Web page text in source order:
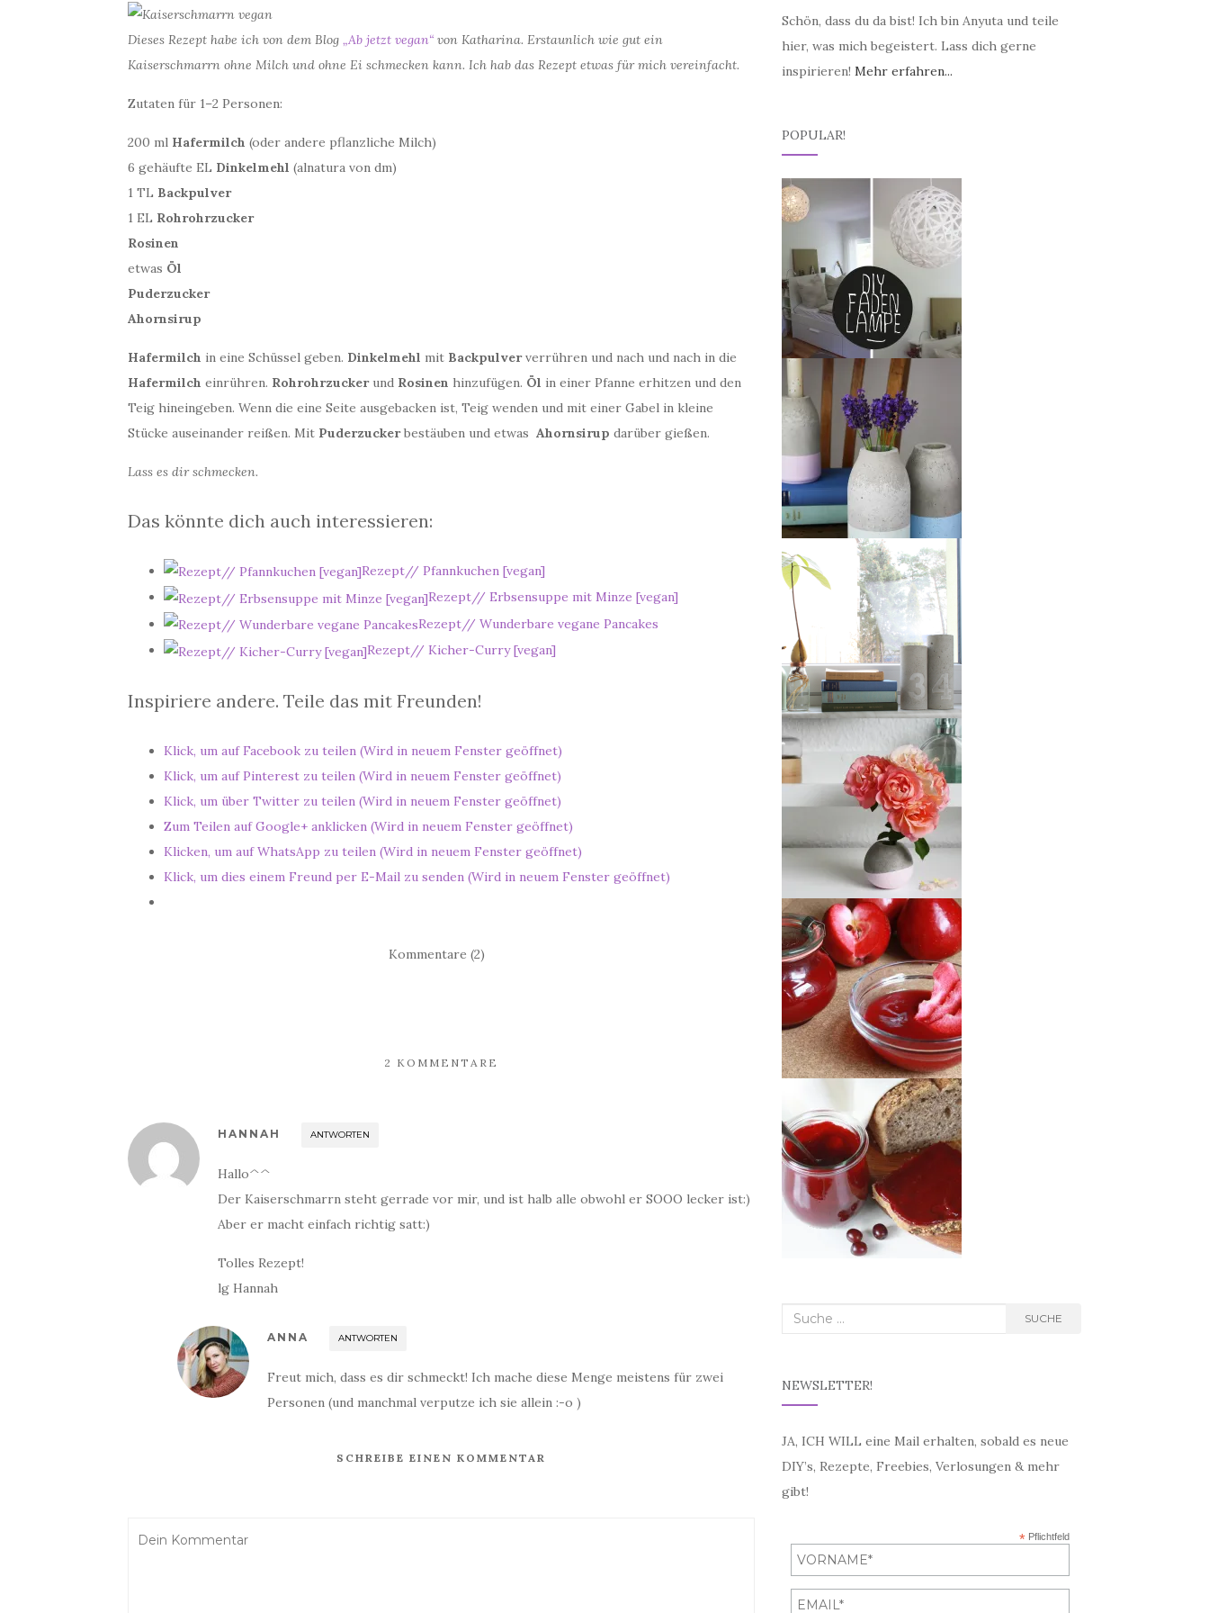
Dieses Rezept habe ich von dem Blog „Ab jetzt vegan“ von Katharina. Erstaunlich wie gut ein
Kaiserschmarrn ohne Milch und ohne Ei schmecken kann. Ich hab das Rezept etwas für mich vereinfacht.
Zutaten für 1–2 Personen:
200 ml Hafermilch (oder andere pflanzliche Milch)
6 gehäufte EL Dinkelmehl (alnatura von dm)
1 TL Backpulver
1 EL Rohrohrzucker
Rosinen
etwas Öl
Puderzucker
Ahornsirup
Hafermilch in eine Schüssel geben. Dinkelmehl mit Backpulververrühren und nach und nach in die
Hafermilch einrühren. Rohrohrzuckerund Rosinen hinzufügen. Öl in einer Pfanne erhitzen und den
Teig hineingeben. Wenn die eine Seite ausgebacken ist, Teig wenden und mit einer Gabel in kleine
Stücke auseinander reißen. Mit Puderzuckerbestäuben und etwas Ahornsirup darüber gießen.
Lass es dir schmecken.
Das könnte dich auch interessieren:
Rezept// Pfannkuchen [vegan]
Rezept// Erbsensuppe mit Minze [vegan]
Rezept// Wunderbare vegane Pancakes
Rezept// Kicher-Curry [vegan]
Inspiriere andere. Teile das mit Freunden!
Klick, um auf Facebook zu teilen (Wird in neuem Fenster geöffnet)
Klick, um auf Pinterest zu teilen (Wird in neuem Fenster geöffnet)
Klick, um über Twitter zu teilen (Wird in neuem Fenster geöffnet)
Zum Teilen auf Google+ anklicken (Wird in neuem Fenster geöffnet)
Klicken, um auf WhatsApp zu teilen (Wird in neuem Fenster geöffnet)
Klick, um dies einem Freund per E-Mail zu senden (Wird in neuem Fenster geöffnet)
Kommentare (2)
2 KOMMENTARE
HANNAH ANTWORTEN
Hallo^^
Der Kaiserschmarrn steht gerrade vor mir, und ist halb alle obwohl er SOOO lecker ist:)
Aber er macht einfach richtig satt:)
Tolles Rezept!
lg Hannah
ANNA ANTWORTEN
Freut mich, dass es dir schmeckt! Ich mache diese Menge meistens für zwei
Personen (und manchmal verputze ich sie allein :-o )
SCHREIBE EINEN KOMMENTAR
Schön, dass du da bist! Ich bin Anyuta und teile
hier, was mich begeistert. Lass dich gerne
inspirieren! Mehr erfahren...
POPULAR!
Suche nach: SUCHE
NEWSLETTER!
JA, ICH WILL eine Mail erhalten, sobald es neue
DIY’s, Rezepte, Freebies, Verlosungen & mehr
gibt!
* Pflichtfeld